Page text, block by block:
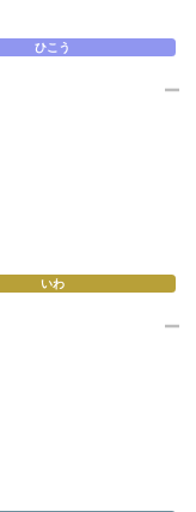
ひこう
いわ